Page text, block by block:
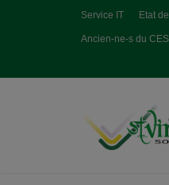
Service IT Etat
Ancien-ne-s du